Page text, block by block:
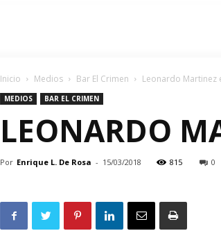
Inicio Medios Bar El Crimen Leonardo Martinez
MEDIOS BAR EL CRIMEN
LEONARDO
Por Enrique L. De Rosa - 15/03/2018 815 0